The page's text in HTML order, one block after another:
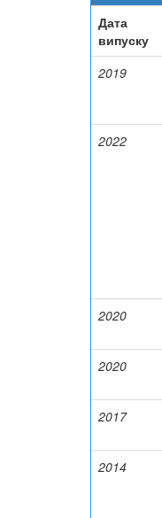
Дата
випуску
2019
2022
2020
2020
2017
2014